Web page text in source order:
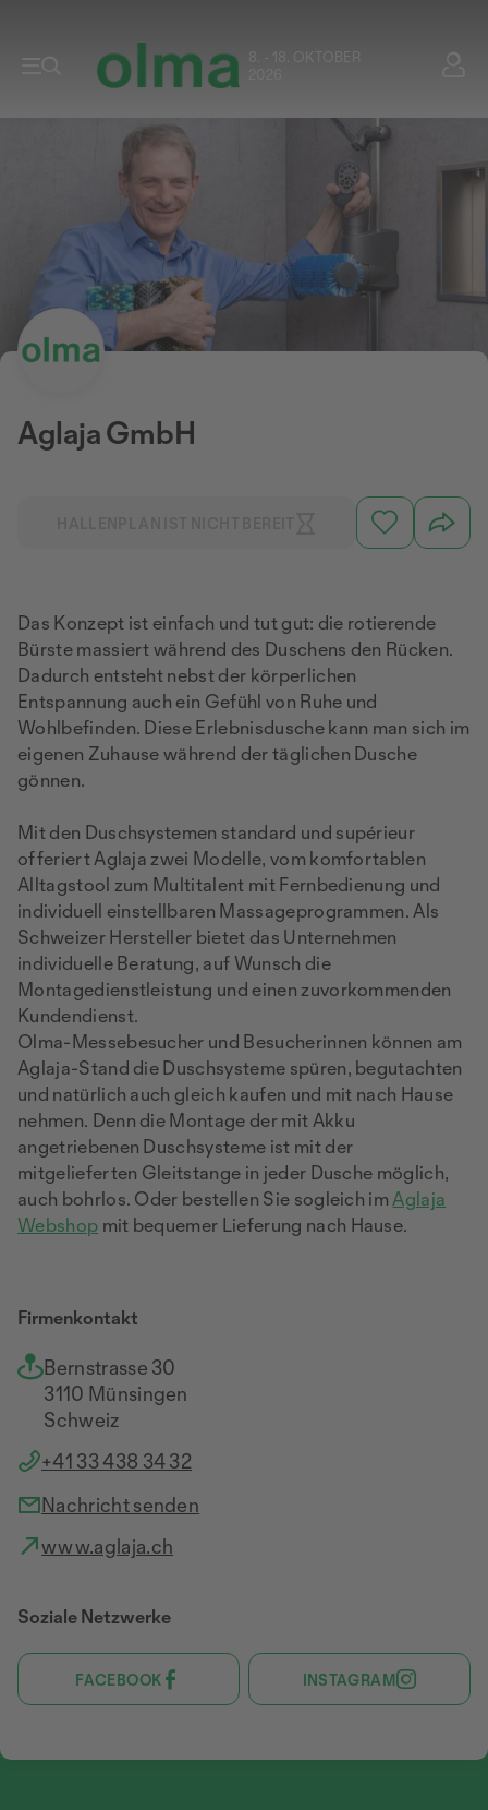
8. - 18. OKTOBER
Aglaja GmbH
Das Konzept ist einfach und tut gut: die rotierende
Bürste massiert während des Duschens den Rücken.
Dadurch entsteht nebst der körperlichen
Entspannung auch ein Gefühl von Ruhe und
Wohlbefinden. Diese Erlebnisdusche kann man sich im
eigenen Zuhause während der täglichen Dusche
gönnen.
Mit den Duschsystemen standard und supérieur
offeriert Aglaja zwei Modelle, vom komfortablen
Alltagstool zum Multitalent mit Fernbedienung und
individuell einstellbaren Massageprogrammen. Als
Schweizer Hersteller bietet das Unternehmen
individuelle Beratung, auf Wunsch die
Montagedienstleistung und einen zuvorkommenden
Kundendienst.
Olma-Messebesucher und Besucherinnen können am
Aglaja-Stand die Duschsysteme spüren, begutachten
und natürlich auch gleich kaufen und mit nach Hause
nehmen. Denn die Montage der mit Akku
angetriebenen Duschsysteme ist mit der
mitgelieferten Gleitstange in jeder Dusche möglich,
auch bohrlos. Oder bestellen Sie sogleich im Aglaja
Webshop mit bequemer Lieferung nach Hause.
Firmenkontakt
Bernstrasse 30
3110 Münsingen
Schweiz
+41 33 438 34 32
Nachricht senden
www.aglaja.ch
Soziale Netzwerke
FACEBOOK INSTAGRAM